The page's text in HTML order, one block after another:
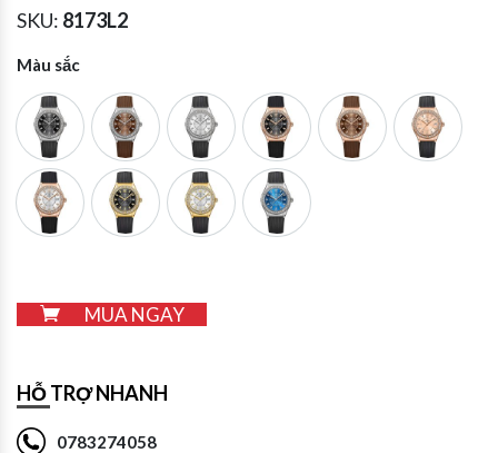
SKU: 8173L2
Màu sắc
8173L2 Đ8173L2 N8173L2 T8173L2 VH D8173L2 VH N8173L2
8173L2 VH T8173L2 VV D8173L2 VV T8173L2 X
MUA NGAY
HỖ TRỢ NHANH
0783274058